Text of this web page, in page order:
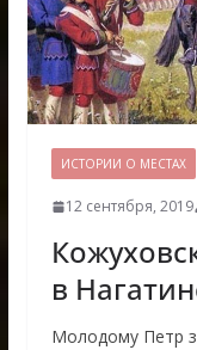
ИСТОРИИ О МЕСТАХ
12 сентября, 2019
в
Молодому Петр